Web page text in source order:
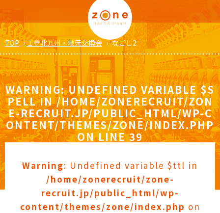
TOP › Ｉ💛北九州・地元交換会 › なごし2
WARNING: UNDEFINED VARIABLE $S
PELL IN/HOME/ZONERECRUIT/ZON
E-RECRUIT.JP/PUBLIC_HTML/WP-C
ONTENT/THEMES/ZONE/INDEX.PHP
ON LINE39
Warning: Undefined variable $ttl in
/home/zonerecruit/zone-
recruit.jp/public_html/wp-
content/themes/zone/index.php on